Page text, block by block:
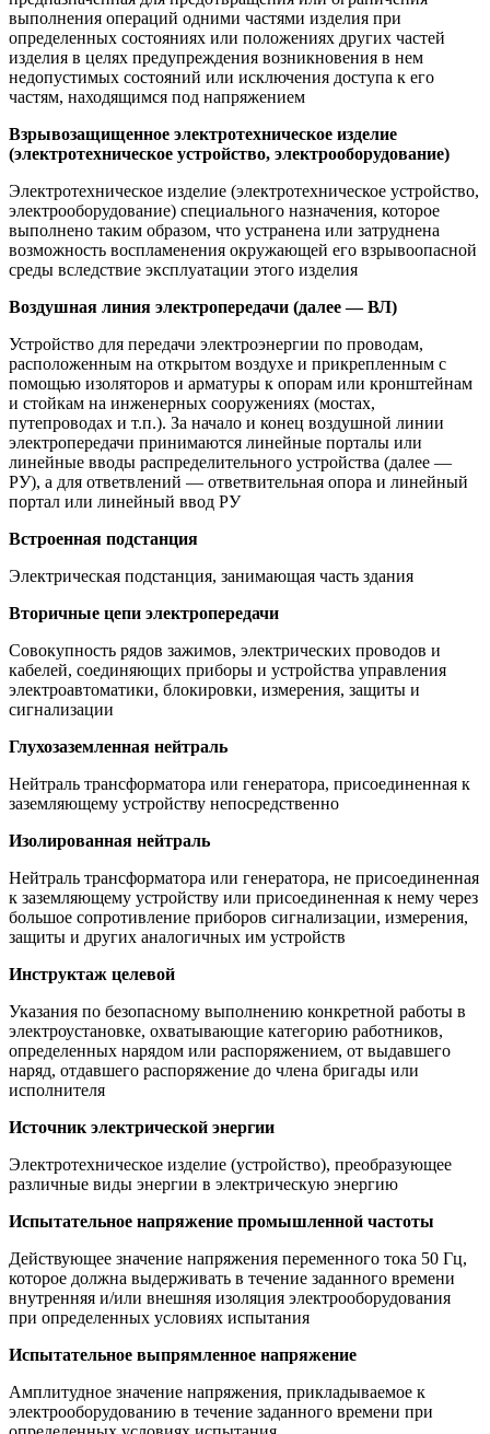
выполнения операций одними частями изделия при
определенных состояниях или положениях других частей
изделия в целях предупреждения возникновения в нем
недопустимых состояний или исключения доступа к его
частям, находящимся под напряжением
Взрывозащищенное электротехническое изделие
(электротехническое устройство, электрооборудование)
Электротехническое изделие (электротехническое устройство,
электрооборудование) специального назначения, которое
выполнено таким образом, что устранена или затруднена
возможность воспламенения окружающей его взрывоопасной
среды вследствие эксплуатации этого изделия
Воздушная линия электропередачи (далее — ВЛ)
Устройство для передачи электроэнергии по проводам,
расположенным на открытом воздухе и прикрепленным с
помощью изоляторов и арматуры к опорам или кронштейнам
и стойкам на инженерных сооружениях (мостах,
путепроводах и т.п.). За начало и конец воздушной линии
электропередачи принимаются линейные порталы или
линейные вводы распределительного устройства (далее —
РУ), а для ответвлений — ответвительная опора и линейный
портал или линейный ввод РУ
Встроенная подстанция
Электрическая подстанция, занимающая часть здания
Вторичные цепи электропередачи
Совокупность рядов зажимов, электрических проводов и
кабелей, соединяющих приборы и устройства управления
электроавтоматики, блокировки, измерения, защиты и
сигнализации
Глухозаземленная нейтраль
Нейтраль трансформатора или генератора, присоединенная к
заземляющему устройству непосредственно
Изолированная нейтраль
Нейтраль трансформатора или генератора, не присоединенная
к заземляющему устройству или присоединенная к нему через
большое сопротивление приборов сигнализации, измерения,
защиты и других аналогичных им устройств
Инструктаж целевой
Указания по безопасному выполнению конкретной работы в
электроустановке, охватывающие категорию работников,
определенных нарядом или распоряжением, от выдавшего
наряд, отдавшего распоряжение до члена бригады или
исполнителя
Источник электрической энергии
Электротехническое изделие (устройство), преобразующее
различные виды энергии в электрическую энергию
Испытательное напряжение промышленной частоты
Действующее значение напряжения переменного тока 50 Гц,
которое должна выдерживать в течение заданного времени
внутренняя и/или внешняя изоляция электрооборудования
при определенных условиях испытания
Испытательное выпрямленное напряжение
Амплитудное значение напряжения, прикладываемое к
электрооборудованию в течение заданного времени при